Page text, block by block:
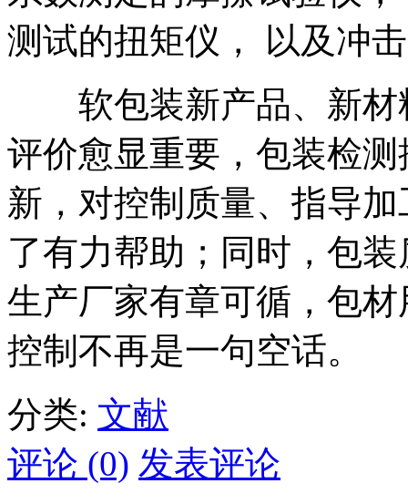
测试的扭矩仪， 以及冲
软包装新产品、新材
评价愈显重要，包装检
新，对控制质量、指导
了有力帮助；同时，包
生产厂家有章可循，包
控制不再是一句空话。
分类: 文献
评论 (0) 发表评论